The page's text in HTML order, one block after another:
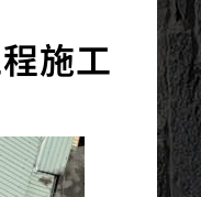
施工